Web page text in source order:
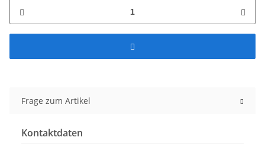
Frage zum Artikel
Kontaktdaten